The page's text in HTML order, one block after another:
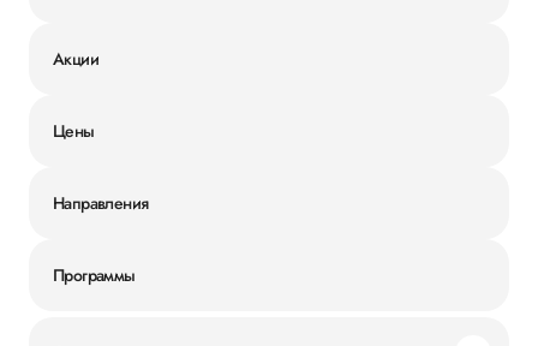
Акции
Цены
Направления
Программы